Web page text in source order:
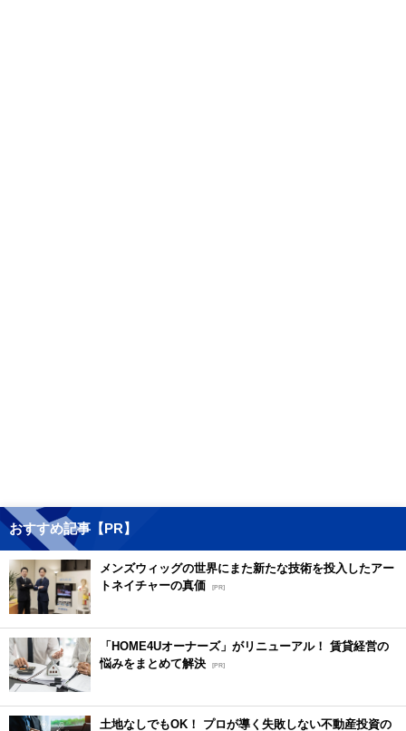
おすすめ記事【PR】
メンズウィッグの世界にまた新たな技術を投入したアー
トネイチャーの真価 [PR]
「HOME4Uオーナーズ」がリニューアル！ 賃貸経営の
悩みをまとめて解決 [PR]
土地なしでもOK！ プロが導く失敗しない不動産投資の